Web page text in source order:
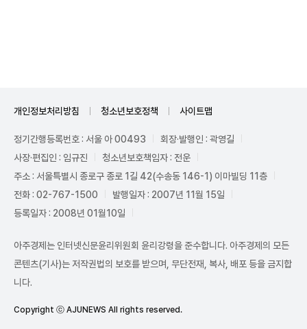
개인정보처리방침 청소년보호정책 사이트맵
정기간행등록번호 : 서울 아 00493
회장·발행인 : 곽영길
사장·편집인 : 임규진
청소년보호책임자 : 전운
주소 : 서울특별시 종로구 종로 1길 42(수송동 146-1) 이마빌딩 11층
전화 : 02-767-1500
발행일자 : 2007년 11월 15일
등록일자 : 2008년 01월10일
아주경제는 인터넷신문윤리위원회 윤리강령을 준수합니다. 아주경제의 모든
콘텐츠(기사)는 저작권법의 보호를 받으며, 무단전재, 복사, 배포 등을 금지합
니다.
Copyright ⓒ AJUNEWS All rights reserved.